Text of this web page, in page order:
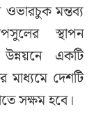
ওভারচুক মন্তব্য
স্থাপন
উন্নয়নে একটি
মাধ্যমে দেশটি
সক্ষম হবে।